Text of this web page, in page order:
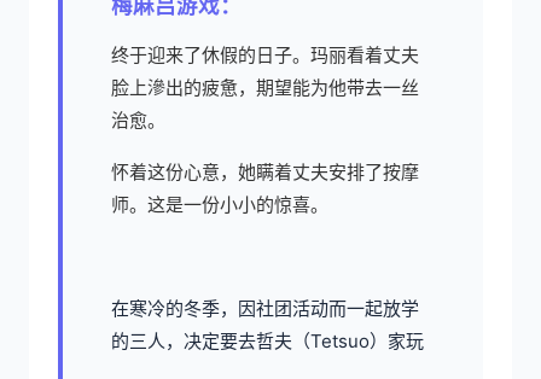
梅麻吕游戏：
终于迎来了休假的日子。玛丽看着丈夫
脸上滲出的疲惫，期望能为他带去一丝
治愈。
怀着这份心意，她瞒着丈夫安排了按摩
师。这是一份小小的惊喜。
在寒冷的冬季，因社团活动而一起放学
的三人，决定要去哲夫（Tetsuo）家玩